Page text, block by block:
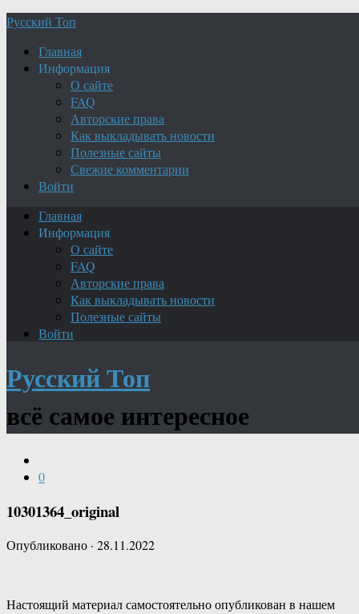
Русский Топ
Главная
Информация
О сайте
FAQ
Авторские права
Как выкладывать новости
Полезные сайты
Свежие комментарии
Войти
Главная
Информация
О сайте
FAQ
Авторские права
Как выкладывать новости
Полезные сайты
Войти
Русский Топ
всё самое интересное
0
10301364_original
Опубликовано · 28.11.2022
Настоящий материал самостоятельно опубликован в нашем